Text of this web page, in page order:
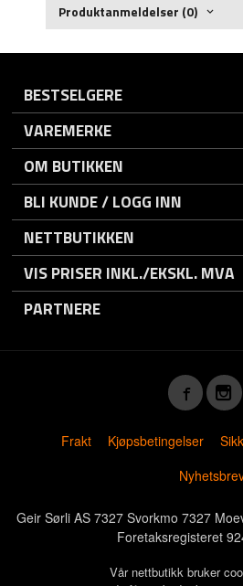
Produktanmeldelser (0)
BESTSELGERE
VAREMERKE
OM BUTIKKEN
BLI KUNDE / LOGG INN
NETTBUTIKKEN
VIS PRISER INKL./EKSKL. MVA
PARTNERE
Frakt Kjøpsbetingelser
Geir Sørli AS 7327 Svorkmo 7327
Foretaksregisteret
Vår nettbutikk bruker